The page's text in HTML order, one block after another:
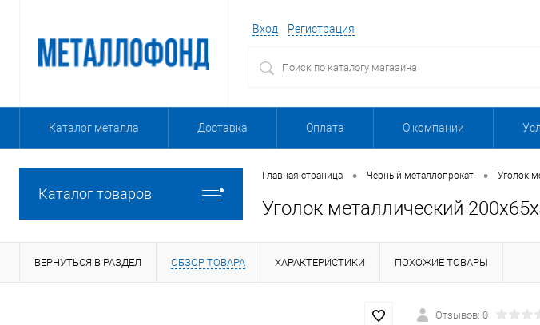
Вход Регистрация
Каталог металла Доставка Оплата О компании
Каталог товаров
Главная страница • Черный металлопрокат • Уголок
Уголок металлический
ВЕРНУТЬСЯ В РАЗДЕЛ ОБЗОР ТОВАРА ХАРАКТЕРИСТИКИ ПОХОЖИЕ ТОВАРЫ
Отзывов: 0